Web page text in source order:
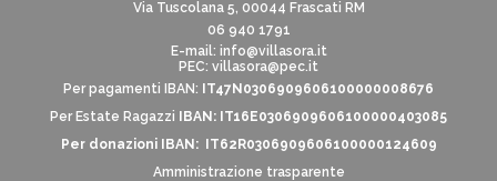
Via Tuscolana 5, 00044 Frascati RM
06 940 1791
E-mail: info@villasora.it
PEC: villasora@pec.it
Per pagamenti IBAN: IT47N0306909606100000008676
Per Estate Ragazzi IBAN: IT16E0306909606100000403085
Per donazioni IBAN: IT62R0306909606100000124609
Amministrazione trasparente